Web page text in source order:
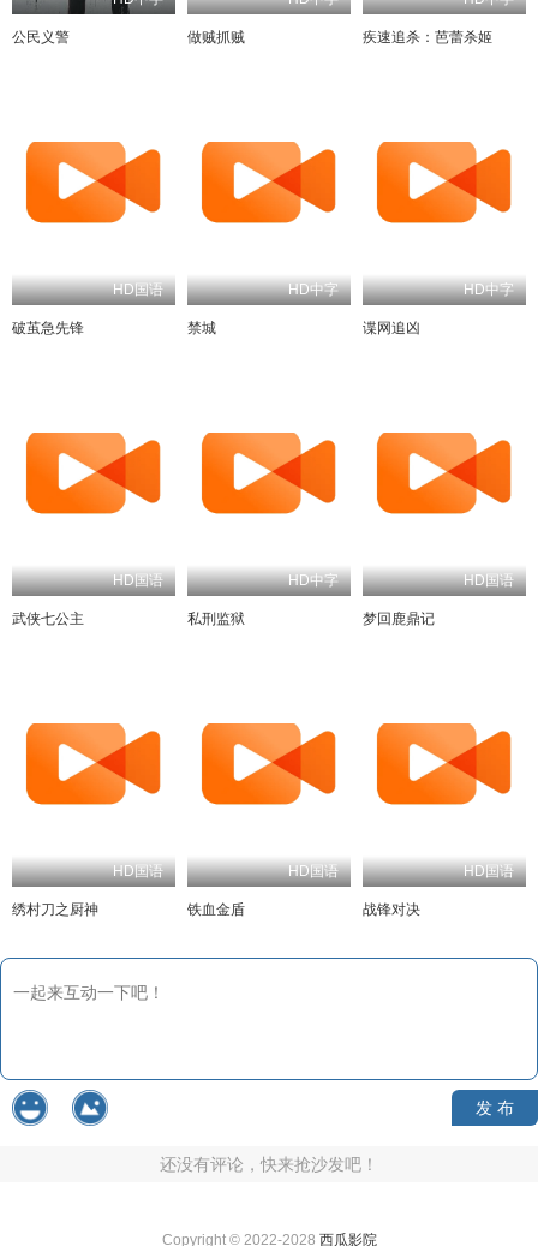
公民义警 做贼抓贼 疾速追杀：芭蕾杀姬
HD国语
破茧急先锋
HD中字
禁城
HD中字
谍网追凶
HD国语
武侠七公主
HD中字
私刑监狱
HD国语
梦回鹿鼎记
HD国语
绣村刀之厨神
HD国语
铁血金盾
HD国语
战锋对决
发 布
还没有评论，快来抢沙发吧！
Copyright © 2022-2028 西瓜影院